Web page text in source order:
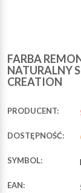
FARBA
NATURALNY
CREATION
PRODUCENT:
DOSTĘPNOŚĆ:
SYMBOL:
EAN: